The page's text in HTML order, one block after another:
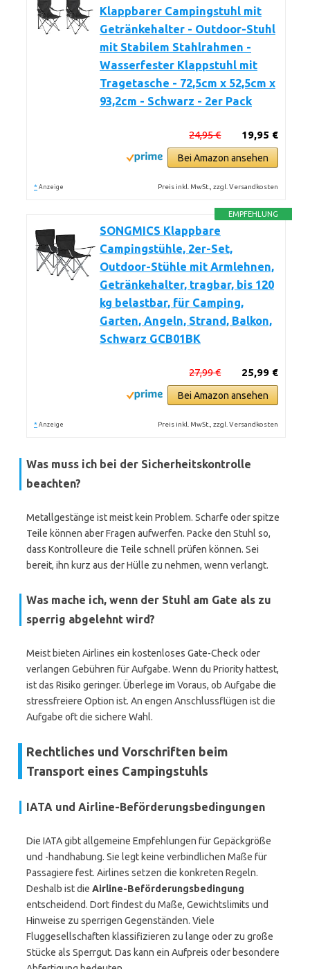
Klappbarer Campingstuhl mit
Getränkehalter - Outdoor-Stuhl
mit Stabilem Stahlrahmen -
Wasserfester Klappstuhl mit
Tragetasche - 72,5cm x 52,5cm x
93,2cm - Schwarz - 2er Pack
19,95 €
24,95 €
Bei Amazon ansehen
* Anzeige Preis inkl. MwSt., zzgl. Versandkosten
EMPFEHLUNG
SONGMICS Klappbare
Campingstühle, 2er-Set,
Outdoor-Stühle mit Armlehnen,
Getränkehalter, tragbar, bis 120
kg belastbar, für Camping,
Garten, Angeln, Strand, Balkon,
Schwarz GCB01BK
25,99 €
27,99 €
Bei Amazon ansehen
* Anzeige Preis inkl. MwSt., zzgl. Versandkosten
Was muss ich bei der Sicherheitskontrolle
beachten?
Metallgestänge ist meist kein Problem. Scharfe oder spitze
Teile können aber Fragen aufwerfen. Packe den Stuhl so,
dass Kontrolleure die Teile schnell prüfen können. Sei
bereit, ihn kurz aus der Hülle zu nehmen, wenn verlangt.
Was mache ich, wenn der Stuhl am Gate als zu
sperrig abgelehnt wird?
Meist bieten Airlines ein kostenloses Gate-Check oder
verlangen Gebühren für Aufgabe. Wenn du Priority hattest,
ist das Risiko geringer. Überlege im Voraus, ob Aufgabe die
stressfreiere Option ist. An engen Anschlussflügen ist die
Aufgabe oft die sichere Wahl.
Rechtliches und Vorschriften beim
Transport eines Campingstuhls
IATA und Airline-Beförderungsbedingungen
Die IATA gibt allgemeine Empfehlungen für Gepäckgröße
und -handhabung. Sie legt keine verbindlichen Maße für
Passagiere fest. Airlines setzen die konkreten Regeln.
Deshalb ist die Airline-Beförderungsbedingung
entscheidend. Dort findest du Maße, Gewichtslimits und
Hinweise zu sperrigen Gegenständen. Viele
Fluggesellschaften klassifizieren zu lange oder zu große
Stücke als Sperrgut. Das kann ein Aufpreis oder besondere